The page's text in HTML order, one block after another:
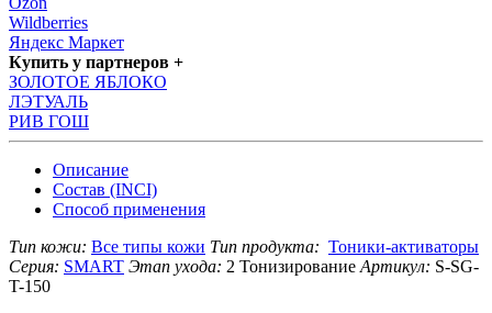
Wildberries
Яндекс Маркет
Купить у партнеров +
ЗОЛОТОЕ ЯБЛОКО
ЛЭТУАЛЬ
РИВ ГОШ
Описание
Состав (INCI)
Способ применения
Тип кожи: Все типы кожи Тип продукта: Тоники-активаторы
Серия: SMART Этап ухода: 2 Тонизирование Артикул: S-SG-
T-150